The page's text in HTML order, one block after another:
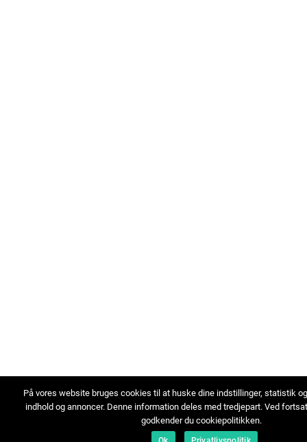
På vores website bruges cookies til at huske dine indstillinger, statistik
indhold og annoncer. Denne information deles med tredjepart. Ved
godkender du cookiepolitikken.